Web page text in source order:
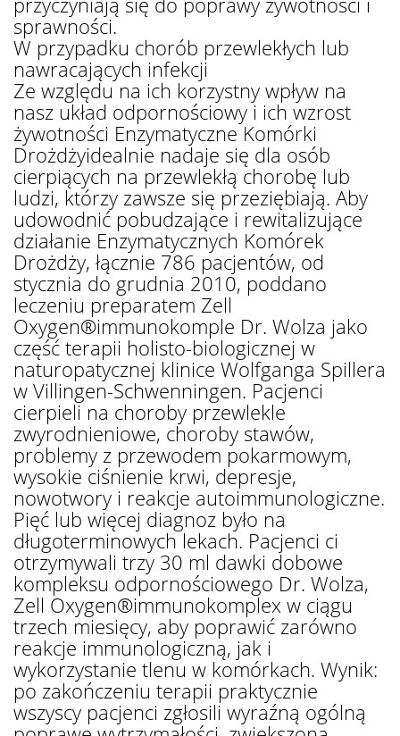
sprawności.
W przypadku chorób przewlekłych lub
nawracających infekcji
Ze względu na ich korzystny wpływ na
nasz układ odpornościowy i ich wzrost
żywotności Enzymatyczne Komórki
Drożdżyidealnie nadaje się dla osób
cierpiących na przewlekłą chorobę lub
ludzi, którzy zawsze się przeziębiają. Aby
udowodnić pobudzające i rewitalizujące
działanie Enzymatycznych Komórek
Drożdży, łącznie 786 pacjentów, od
stycznia do grudnia 2010, poddano
leczeniu preparatem Zell
Oxygen®immunokomple Dr. Wolza jako
część terapii holisto-biologicznej w
naturopatycznej klinice Wolfganga Spillera
w Villingen-Schwenningen. Pacjenci
cierpieli na choroby przewlekle
zwyrodnieniowe, choroby stawów,
problemy z przewodem pokarmowym,
wysokie ciśnienie krwi, depresje,
nowotwory i reakcje autoimmunologiczne.
Pięć lub więcej diagnoz było na
długoterminowych lekach. Pacjenci ci
otrzymywali trzy 30 ml dawki dobowe
kompleksu odpornościowego Dr. Wolza,
Zell Oxygen®immunokomplex w ciągu
trzech miesięcy, aby poprawić zarówno
reakcje immunologiczną, jak i
wykorzystanie tlenu w komórkach. Wynik:
po zakończeniu terapii praktycznie
wszyscy pacjenci zgłosili wyraźną ogólną